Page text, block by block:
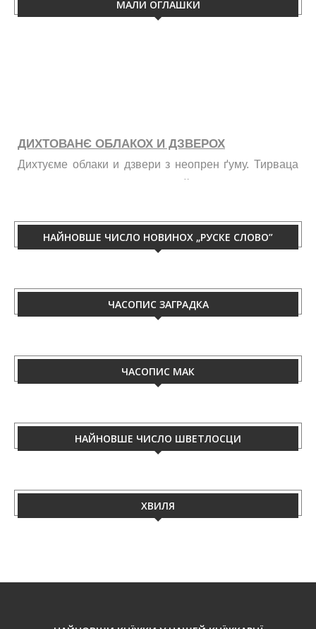
МАЛИ ОГЛАШКИ
ДИХТОВАНЄ ОБЛАКОХ И ДЗВЕРОХ
Дихтуєме облаки и дзвери з неопрен ґуму. Тирваца
изолация од витру, жими, галайку и праху. Телефон
НАЙНОВШЕ ЧИСЛО НОВИНОХ „РУСКЕ СЛОВО”
ЧАСОПИС ЗАГРАДКА
ЧАСОПИС МАК
НАЙНОВШЕ ЧИСЛО ШВЕТЛОСЦИ
ХВИЛЯ